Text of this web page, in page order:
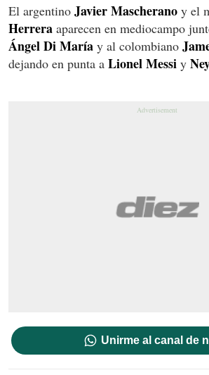
El argentino Javier Mascherano y el
Herrera aparecen en mediocampo
Ángel Di María y al colombiano
dejando en punta a Lionel Messi y
Unirme al canal de